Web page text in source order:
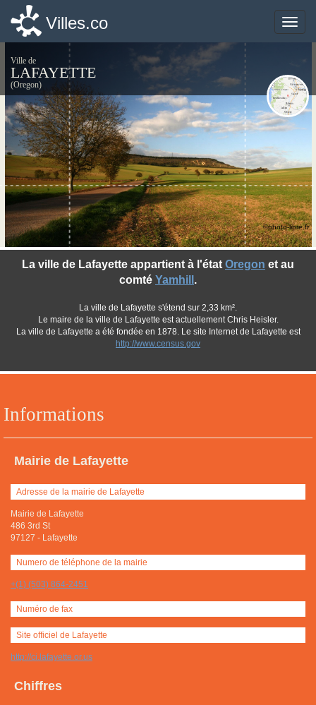
Toggle
Villes.co
Ville de
LAFAYETTE
(Oregon)
Informations
Mairie de Lafayette
Adresse de la mairie de Lafayette
Mairie de Lafayette
486 3rd St
97127 - Lafayette
Numero de téléphone de la mairie
+(1) (503) 864-2451
Numéro de fax
Site officiel de Lafayette
http://ci.lafayette.or.us
Chiffres
La ville de Lafayette appartient à l'état Oregon et au
comté Yamhill .
La ville de Lafayette s'étend sur 2,33 km².
Le maire de la ville de Lafayette est actuellement Chris Heisler.
La ville de Lafayette a été fondée en 1878. Le site Internet de Lafayette est
http://www.census.gov
©photo-libre.fr
Toggle
Villes.co